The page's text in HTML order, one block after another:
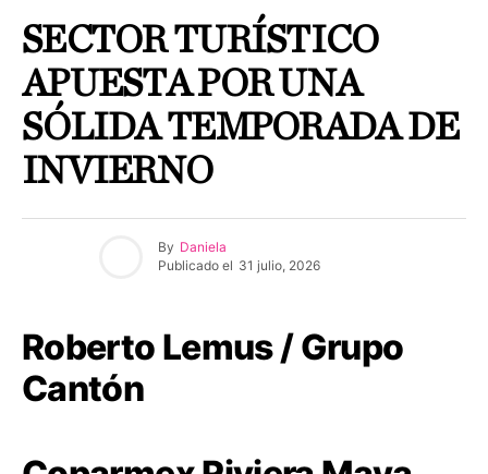
SECTOR TURÍSTICO
APUESTA POR UNA
SÓLIDA TEMPORADA DE
INVIERNO
By Daniela
Publicado el 31 julio, 2026
Roberto Lemus / Grupo
Cantón